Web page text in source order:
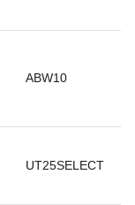
ABW10
UT25SELECT